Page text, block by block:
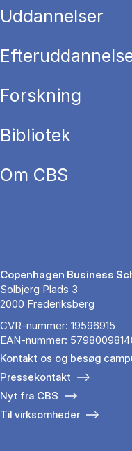
Uddannelser
Forskning
Bibliotek
Om CBS
Copenhagen Business
Solbjerg Plads 3
2000 Frederiksberg
CVR-nummer: 19596915
EAN-nummer:
Kontakt os og besøg
Pressekontakt
Nyt fra CBS
Til virksomheder